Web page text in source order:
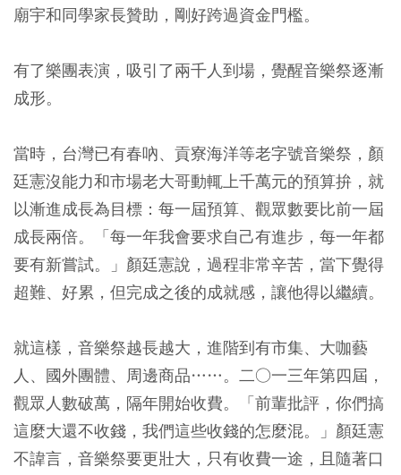
廟宇和同學家長贊助，剛好跨過資金門檻。
有了樂團表演，吸引了兩千人到場，覺醒音樂祭逐漸
成形。
當時，台灣已有春吶、貢寮海洋等老字號音樂祭，顏
廷憲沒能力和市場老大哥動輒上千萬元的預算拚，就
以漸進成長為目標：每一屆預算、觀眾數要比前一屆
成長兩倍。「每一年我會要求自己有進步，每一年都
要有新嘗試。」顏廷憲說，過程非常辛苦，當下覺得
超難、好累，但完成之後的成就感，讓他得以繼續。
就這樣，音樂祭越長越大，進階到有市集、大咖藝
人、國外團體、周邊商品……。二○一三年第四屆，
觀眾人數破萬，隔年開始收費。「前輩批評，你們搞
這麼大還不收錢，我們這些收錢的怎麼混。」顏廷憲
不諱言，音樂祭要更壯大，只有收費一途，且隨著口